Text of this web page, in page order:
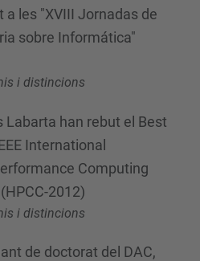
les "XVIII Jornadas de
sobre Informática"
i distincions
Labarta han rebut el Best
International
Computing
2012)
i distincions
de doctorat del DAC,